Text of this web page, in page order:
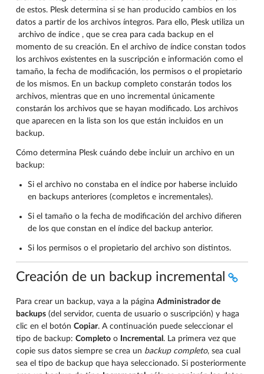
de estos. Plesk determina si se han producido cambios en los
datos a partir de los archivos íntegros. Para ello, Plesk utiliza un
archivo de índice , que se crea para cada backup en el
momento de su creación. En el archivo de índice constan todos
los archivos existentes en la suscripción e información como el
tamaño, la fecha de modificación, los permisos o el propietario
de los mismos. En un backup completo constarán todos los
archivos, mientras que en uno incremental únicamente
constarán los archivos que se hayan modificado. Los archivos
que aparecen en la lista son los que están incluidos en un
backup.
Cómo determina Plesk cuándo debe incluir un archivo en un
backup:
Si el archivo no constaba en el índice por haberse incluido
en backups anteriores (completos e incrementales).
Si el tamaño o la fecha de modificación del archivo difieren
de los que constan en el índice del backup anterior.
Si los permisos o el propietario del archivo son distintos.
Creación de un backup incremental
Para crear un backup, vaya a la página Administrador de
backups (del servidor, cuenta de usuario o suscripción) y haga
clic en el botón Copiar. A continuación puede seleccionar el
tipo de backup: Completo o Incremental . La primera vez que
copie sus datos siempre se crea un backup completo, sea cual
sea el tipo de backup que haya seleccionado. Si posteriormente